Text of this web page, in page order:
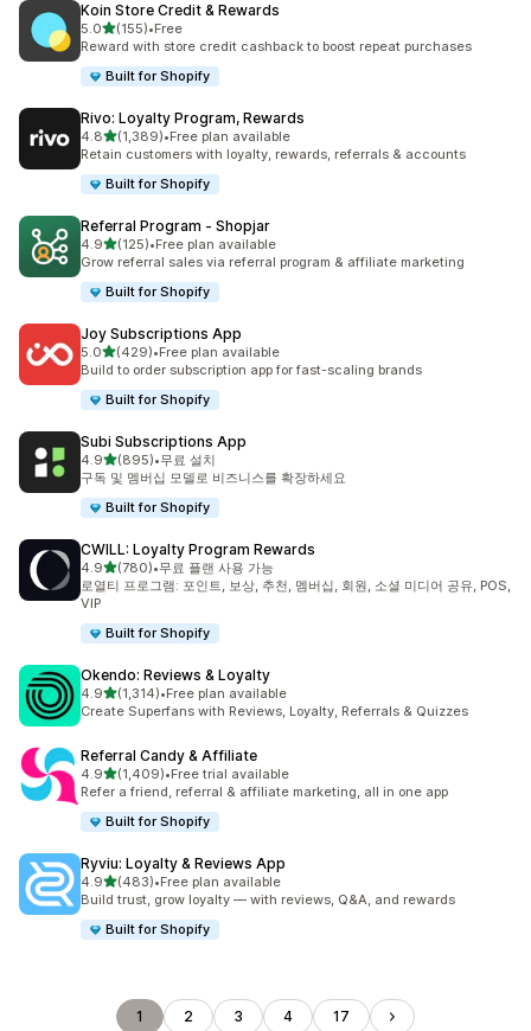
Koin Store Credit & Rewards
5.0별 5개 중
(155)
총 리뷰 155개
•Free
Reward with store credit cashback to boost repeat purchases
Built for Shopify
Rivo: Loyalty Program, Rewards
4.8별 5개 중
(1,389)
총 리뷰 1389개
•Free plan available
Retain customers with loyalty, rewards, referrals & accounts
Built for Shopify
Referral Program ‑ Shopjar
4.9별 5개 중
(125)
총 리뷰 125개
•Free plan available
Grow referral sales via referral program & affiliate marketing
Built for Shopify
Joy Subscriptions App
5.0별 5개 중
(429)
총 리뷰 429개
•Free plan available
Build to order subscription app for fast-scaling brands
Built for Shopify
Subi Subscriptions App
4.9별 5개 중
(895)
총 리뷰 895개
•무료 설치
구독 및 멤버십 모델로 비즈니스를 확장하세요
Built for Shopify
CWILL: Loyalty Program Rewards
4.9별 5개 중
(780)
총 리뷰 780개
•무료 플랜 사용 가능
로열티 프로그램: 포인트, 보상, 추천, 멤버십, 회원, 소셜 미디어 공유, POS,
VIP
Built for Shopify
Okendo: Reviews & Loyalty
4.9별 5개 중
(1,314)
총 리뷰 1314개
•Free plan available
Create Superfans with Reviews, Loyalty, Referrals & Quizzes
Referral Candy & Affiliate
4.9별 5개 중
(1,409)
총 리뷰 1409개
•Free trial available
Refer a friend, referral & affiliate marketing, all in one app
Built for Shopify
Ryviu: Loyalty & Reviews App
4.9별 5개 중
(483)
총 리뷰 483개
•Free plan available
Build trust, grow loyalty — with reviews, Q&A, and rewards
Built for Shopify
1 2 3 4 17